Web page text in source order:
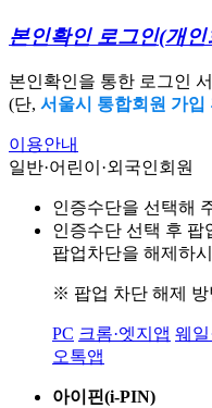
본인확인 로그인(개인
본인확인을 통한 로그인
(단, 서울시 통합회원 가입
이용안내
일반·어린이·외국인회원
인증수단을 선택해
인증수단 선택 후 팝
팝업차단을 해제하
※ 팝업 차단 해제 방
PC 크롬·엣지앱 웨일
오톡앱
아이핀(i-PIN)